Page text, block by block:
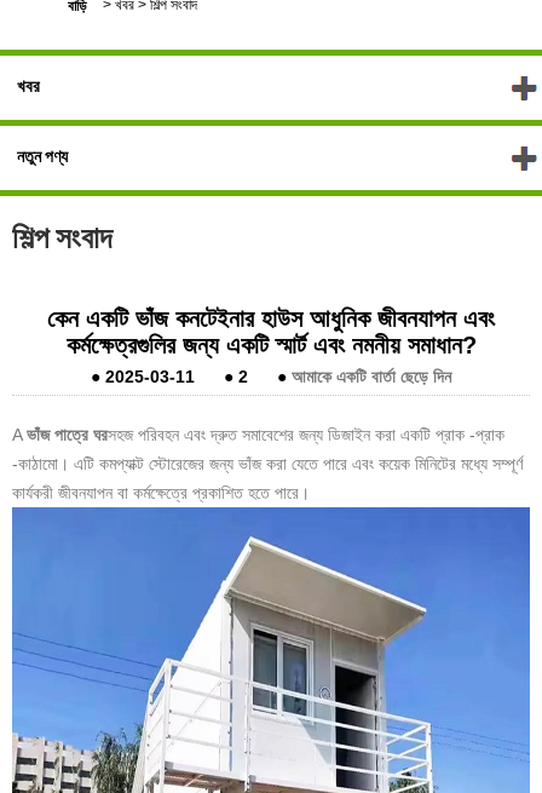
বাড়ি > খবর > শিল্প সংবাদ
খবর
নতুন পণ্য
শিল্প সংবাদ
কেন একটি ভাঁজ কনটেইনার হাউস আধুনিক জীবনযাপন এবং
কর্মক্ষেত্রগুলির জন্য একটি স্মার্ট এবং নমনীয় সমাধান?
● 2025-03-11 ● 2 ● আমাকে একটি বার্তা ছেড়ে দিন
Aভাঁজ পাত্রে ঘরসহজ পরিবহন এবং দ্রুত সমাবেশের জন্য ডিজাইন করা একটি প্রাক -প্রাক
-কাঠামো। এটি কমপ্যাক্ট স্টোরেজের জন্য ভাঁজ করা যেতে পারে এবং কয়েক মিনিটের মধ্যে সম্পূর্ণ
কার্যকরী জীবনযাপন বা কর্মক্ষেত্রে প্রকাশিত হতে পারে।